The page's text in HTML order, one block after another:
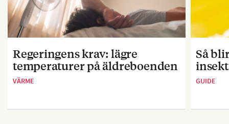
Regeringens krav: lägre
temperaturer på äldreboenden
VÄRME
Så
GUIDE